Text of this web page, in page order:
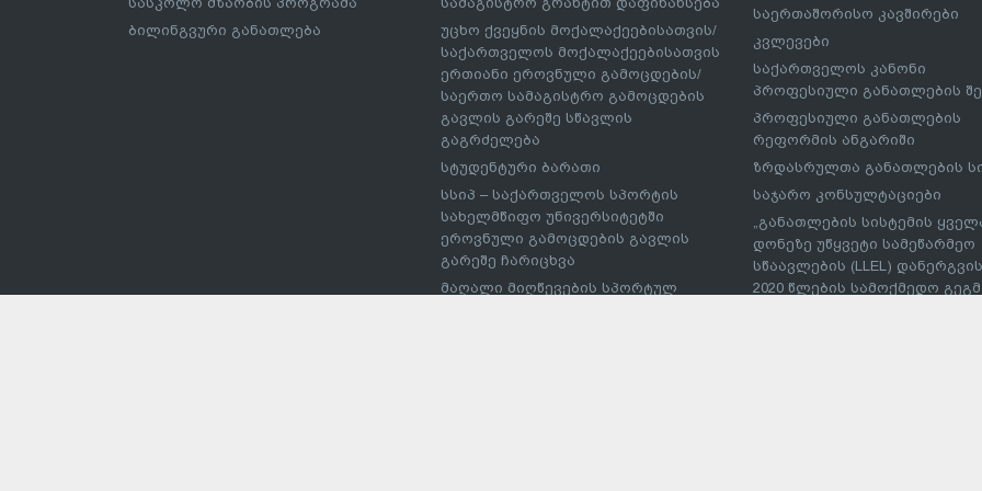
ბილინგვური განათლება
უცხო ქვეყნის მოქალაქეებისათვის/
საქართველოს მოქალაქეებისათვის
ერთიანი ეროვნული გამოცდების/
საერთო სამაგისტრო გამოცდების
გავლის გარეშე სწავლის
გაგრძელება
სტუდენტური ბარათი
სსიპ – საქართველოს სპორტის
სახელმწიფო უნივერსიტეტში
ეროვნული გამოცდების გავლის
გარეშე ჩარიცხვა
მაღალი მიღწევების სპორტულ
საერთაშორისო კავშირები
კვლევები
საქართველოს კანონი
პროფესიული განათლების
პროფესიული განათლების
რეფორმის ანგარიში
ზრდასრულთა განათლების
საჯარო კონსულტაციები
„განათლების სისტემის
დონეზე უწყვეტი სამეწარმეო
სწაავლების (LLEL) დანერგვის
2020 წლების სამოქმედო